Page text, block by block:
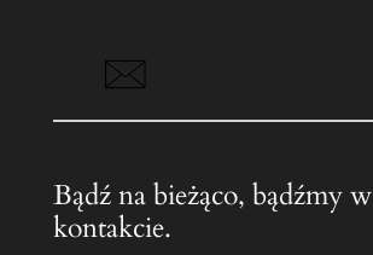
Bądź na bieżąco, bądźmy w
kontakcie.